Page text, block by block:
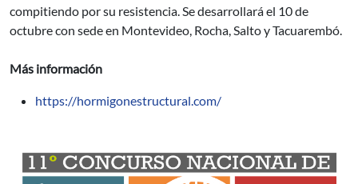
compitiendo por su resistencia. Se desarrollará el 10 de
octubre con sede en Montevideo, Rocha, Salto y Tacuarembó.
Más información
https://hormigonestructural.com/